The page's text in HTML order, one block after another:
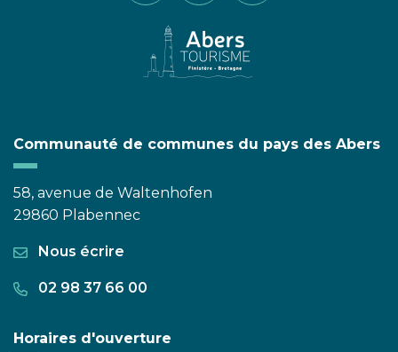
Communauté de communes du pays des Abers
58, avenue de Waltenhofen
29860 Plabennec
Nous écrire
02 98 37 66 00
Horaires d'ouverture